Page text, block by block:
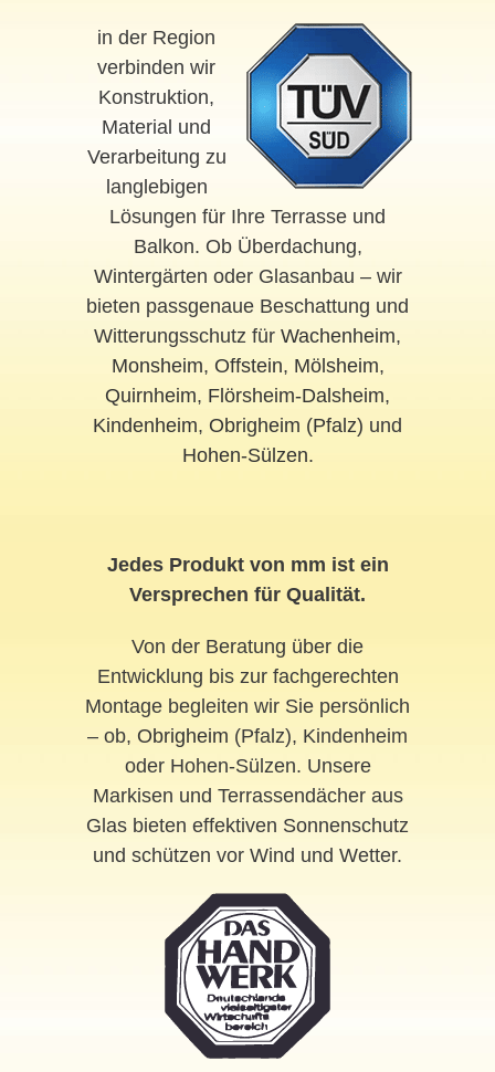
in der Region
verbinden wir
Konstruktion,
Material und
Verarbeitung zu
langlebigen
Lösungen für Ihre Terrasse und
Balkon. Ob Überdachung,
Wintergärten oder Glasanbau – wir
bieten passgenaue Beschattung und
Witterungsschutz für Wachenheim,
Monsheim, Offstein, Mölsheim,
Quirnheim, Flörsheim-Dalsheim,
Kindenheim, Obrigheim (Pfalz) und
Hohen-Sülzen.
Jedes Produkt von mm ist ein
Versprechen für Qualität.
Von der Beratung über die
Entwicklung bis zur fachgerechten
Montage begleiten wir Sie persönlich
– ob, Obrigheim (Pfalz), Kindenheim
oder Hohen-Sülzen. Unsere
Markisen und Terrassendächer aus
Glas bieten effektiven Sonnenschutz
und schützen vor Wind und Wetter.